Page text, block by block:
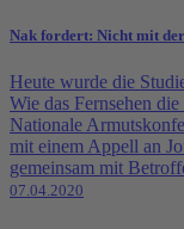
Nak fordert: Nicht mit
Heute wurde die
Wie das Fernsehen
Nationale
mit einem Appell an
gemeinsam mit
07.04.2020